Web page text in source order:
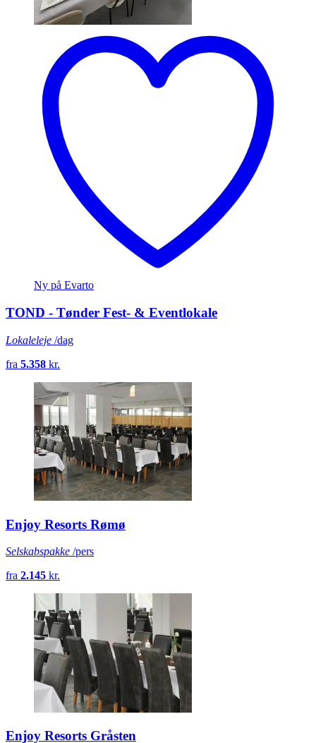
Ny på Evarto
TOND - Tønder Fest- & Eventlokale
Lokaleleje /dag
fra 5.358 kr.
Enjoy Resorts Rømø
Selskabspakke /pers
fra 2.145 kr.
Enjoy Resorts Gråsten